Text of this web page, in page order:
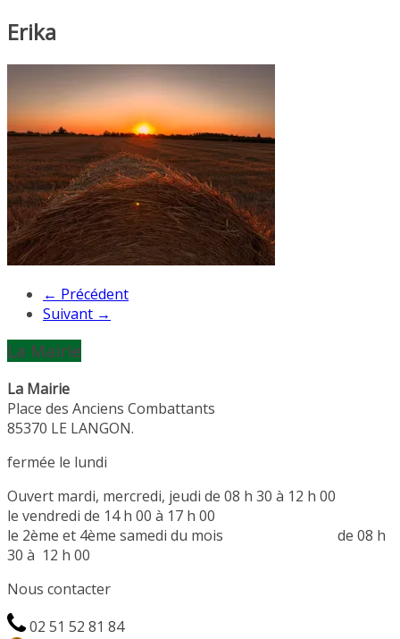
Erika
← Précédent
Suivant →
La Mairie
La Mairie
Place des Anciens Combattants
85370 LE LANGON.
fermée le lundi
Ouvert mardi, mercredi, jeudi de 08 h 30 à 12 h 00
le vendredi de 14 h 00 à 17 h 00
le 2ème et 4ème samedi du mois de 08 h
30 à 12 h 00
Nous contacter
02 51 52 81 84